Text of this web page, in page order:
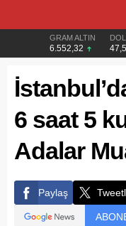
GRAM ALTIN
6.552,32
6 saat 5
Adalar
Paylaş